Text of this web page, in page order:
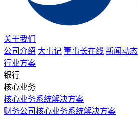
关于我们
公司介绍 大事记 董事长在线 新闻动态
行业方案
银行
核心业务
核心业务系统解决方案
财务公司核心业务系统解决方案